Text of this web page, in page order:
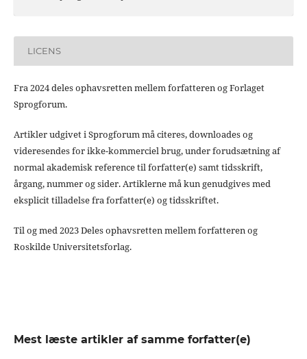
LICENS
Fra 2024 deles ophavsretten mellem forfatteren og Forlaget
Sprogforum.
Artikler udgivet i Sprogforum må citeres, downloades og
videresendes for ikke-kommerciel brug, under forudsætning af
normal akademisk reference til forfatter(e) samt tidsskrift,
årgang, nummer og sider. Artiklerne må kun genudgives med
eksplicit tilladelse fra forfatter(e) og tidsskriftet.
Til og med 2023 Deles ophavsretten mellem forfatteren og
Roskilde Universitetsforlag.
Mest læste artikler af samme forfatter(e)